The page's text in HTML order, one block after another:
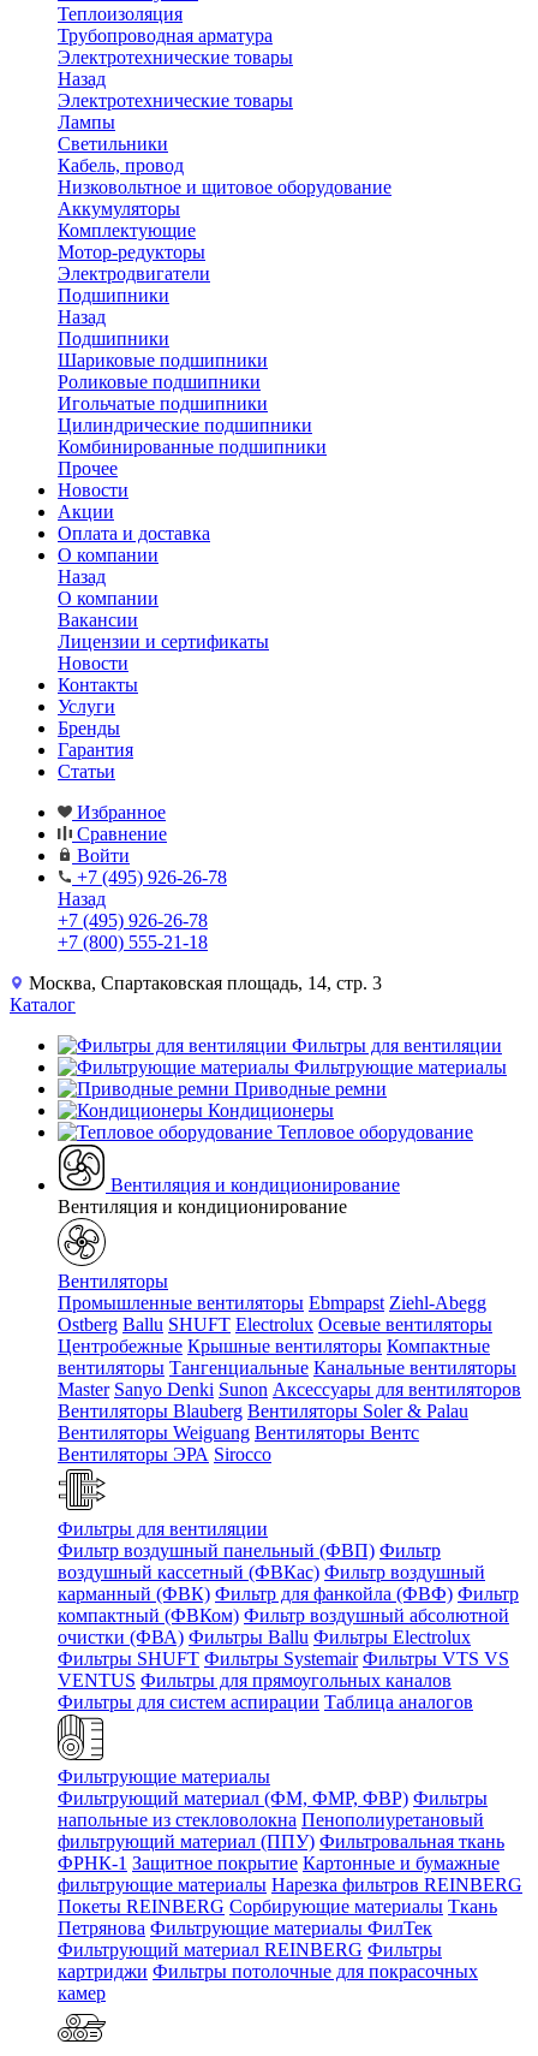
Теплоизоляция
Трубопроводная арматура
Электротехнические товары
Назад
Электротехнические товары
Лампы
Светильники
Кабель, провод
Низковольтное и щитовое оборудование
Аккумуляторы
Комплектующие
Мотор-редукторы
Электродвигатели
Подшипники
Назад
Подшипники
Шариковые подшипники
Роликовые подшипники
Игольчатые подшипники
Цилиндрические подшипники
Комбинированные подшипники
Прочее
Новости
Акции
Оплата и доставка
О компании
Назад
О компании
Вакансии
Лицензии и сертификаты
Новости
Контакты
Услуги
Бренды
Гарантия
Статьи
Избранное
Сравнение
Войти
+7 (495) 926-26-78
Назад
+7 (495) 926-26-78
+7 (800) 555-21-18
Москва, Спартаковская площадь, 14, стр. 3
Каталог
Фильтры для вентиляции
Фильтрующие материалы
Приводные ремни
Кондиционеры
Тепловое оборудование
Вентиляция и кондиционирование
Вентиляция и кондиционирование
Вентиляторы
Промышленные вентиляторы Ebmpapst Ziehl-Abegg
Ostberg Ballu SHUFT Electrolux Осевые вентиляторы
Центробежные Крышные вентиляторы Компактные
вентиляторы Тангенциальные Канальные вентиляторы
Master Sanyo Denki Sunon Аксессуары для вентиляторов
Вентиляторы Blauberg Вентиляторы Soler & Palau
Вентиляторы Weiguang Вентиляторы Вентс
Вентиляторы ЭРА Sirocco
Фильтры для вентиляции
Фильтр воздушный панельный (ФВП) Фильтр
воздушный кассетный (ФВКас) Фильтр воздушный
карманный (ФВК) Фильтр для фанкойла (ФВФ) Фильтр
компактный (ФВКом) Фильтр воздушный абсолютной
очистки (ФВА) Фильтры Ballu Фильтры Electrolux
Фильтры SHUFT Фильтры Systemair Фильтры VTS VS
VENTUS Фильтры для прямоугольных каналов
Фильтры для систем аспирации Таблица аналогов
Фильтрующие материалы
Фильтрующий материал (ФМ, ФМР, ФВР) Фильтры
напольные из стекловолокна Пенополиуретановый
фильтрующий материал (ППУ) Фильтровальная ткань
ФРНК-1 Защитное покрытие Картонные и бумажные
фильтрующие материалы Нарезка фильтров REINBERG
Покеты REINBERG Сорбирующие материалы Ткань
Петрянова Фильтрующие материалы ФилТек
Фильтрующий материал REINBERG Фильтры
картриджи Фильтры потолочные для покрасочных
камер